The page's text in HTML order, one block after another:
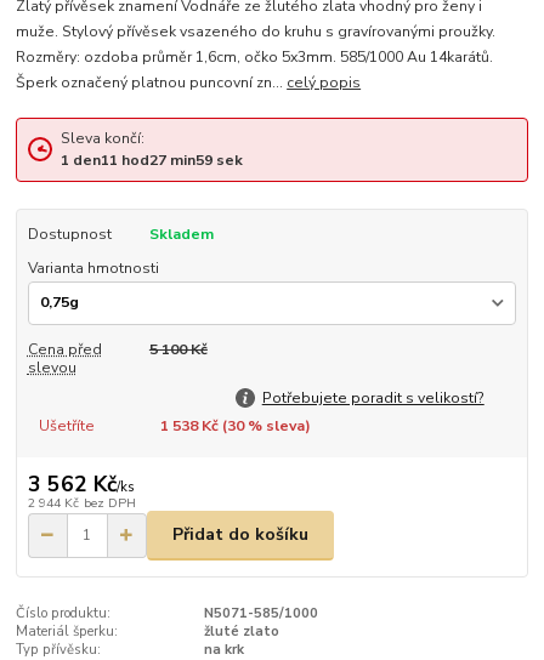
Zlatý přívěsek znamení Vodnáře ze žlutého zlata vhodný pro ženy i
muže. Stylový přívěsek vsazeného do kruhu s gravírovanými proužky.
Rozměry: ozdoba průměr 1,6cm, očko 5x3mm. 585/1000 Au 14karátů.
Šperk označený platnou puncovní zn... celý popis
Sleva končí:
1 den11 hod27min58sek
Dostupnost
Skladem
Varianta hmotnosti
Cena před
slevou
5 100 Kč
Potřebujete poradit s velikostí?
Ušetříte
1 538 Kč (30% sleva)
3 562 Kč/ks
2 944 Kč bez DPH
Přidat do košíku
Číslo produktu:
N5071-585/1000
Materiál šperku:
žluté zlato
Typ přívěsku:
na krk